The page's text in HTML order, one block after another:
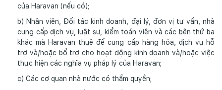
của Haravan (nếu có);
b) Nhân viên, Đối tác kinh doanh, đại lý, đơn vị tư vấn, nhà
cung cấp dịch vụ, luật sư, kiểm toán viên và các bên thứ ba
khác mà Haravan thuê để cung cấp hàng hóa, dịch vụ hỗ
trợ và/hoặc bổ trợ cho hoạt động kinh doanh và/hoặc việc
thực hiện các nghĩa vụ pháp lý của Haravan;
c) Các cơ quan nhà nước có thẩm quyền;